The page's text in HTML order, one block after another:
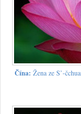
Čína: Žena ze S’-